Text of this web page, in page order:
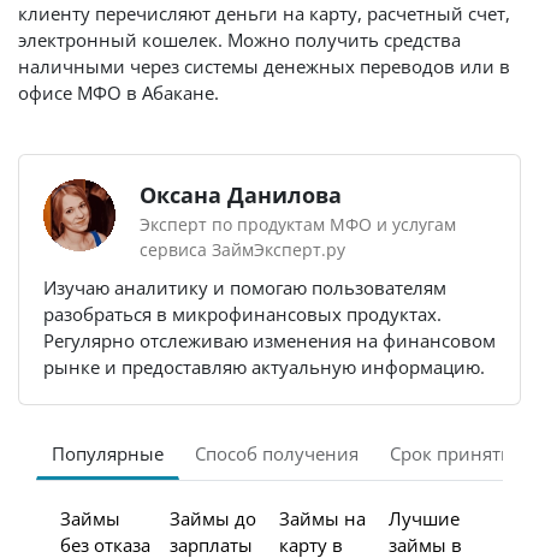
клиенту перечисляют деньги на карту, расчетный счет,
электронный кошелек. Можно получить средства
наличными через системы денежных переводов или в
офисе МФО в Абакане.
Оксана Данилова
Эксперт по продуктам МФО и услугам
сервиса ЗаймЭксперт.ру
Изучаю аналитику и помогаю пользователям
разобраться в микрофинансовых продуктах.
Регулярно отслеживаю изменения на финансовом
рынке и предоставляю актуальную информацию.
Популярные Способ получения Срок принятия
Займы
без отказа
Займы до
зарплаты
Займы на
карту в
Лучшие
займы в